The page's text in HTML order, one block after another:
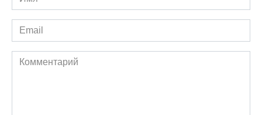
*
Email
*
Комментарий